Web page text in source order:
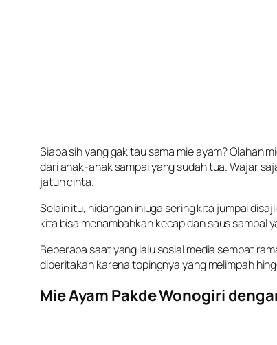
Siapa sih yang gak tau sama mie ayam? Olahan
dari anak-anak sampai yang sudah tua. Wajar
jatuh cinta.
Selain itu, hidangan iniuga sering kita jumpai
kita bisa menambahkan kecap dan saus sambal
Beberapa saat yang lalu sosial media sempat
diberitakan karena topingnya yang melimpah
Mie Ayam Pakde Wonogiri